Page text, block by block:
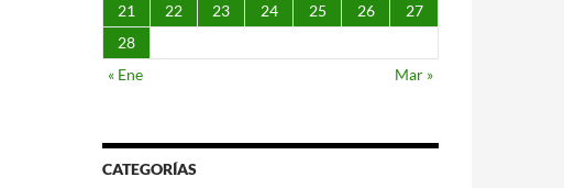
21
22 23 24 25 26
27
28
« Ene
Mar »
CATEGORÍAS